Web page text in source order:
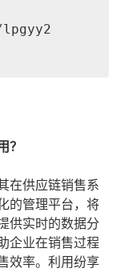
？
在供应链销售系
的管理平台，将
供实时的数据分
企业在销售过程
效率。利用纷享